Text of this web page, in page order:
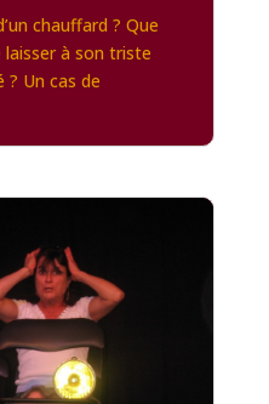
chauffard ? Que
laisser à son triste
? Un cas de